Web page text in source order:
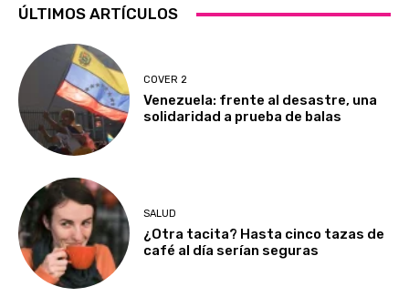
ÚLTIMOS ARTÍCULOS
COVER 2
Venezuela: frente al desastre, una
solidaridad a prueba de balas
SALUD
¿Otra tacita? Hasta cinco tazas de
café al día serían seguras